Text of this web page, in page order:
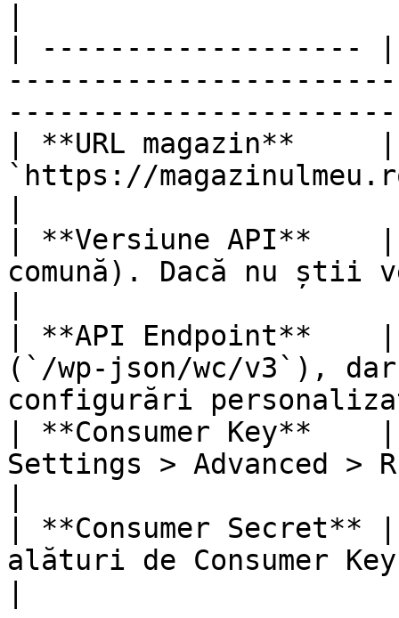
| -------------------
| **URL magazin**
`https://
| **Versiune API**    |
comună). Dacă nu știi
| **API Endpoint**
(`/wp-json/wc/v3`),
configurări
| **Consumer Key**
Settings > Advanced >
| **Consumer
alături de Consumer Key